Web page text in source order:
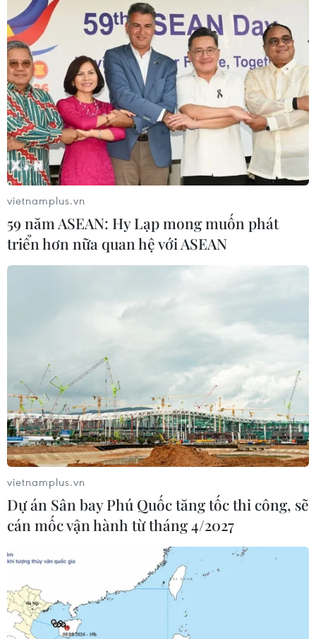
vietnamplus.vn
59 năm ASEAN: Hy Lạp mong muốn phát
triển hơn nữa quan hệ với ASEAN
vietnamplus.vn
Dự án Sân bay Phú Quốc tăng tốc thi công, sẽ
cán mốc vận hành từ tháng 4/2027